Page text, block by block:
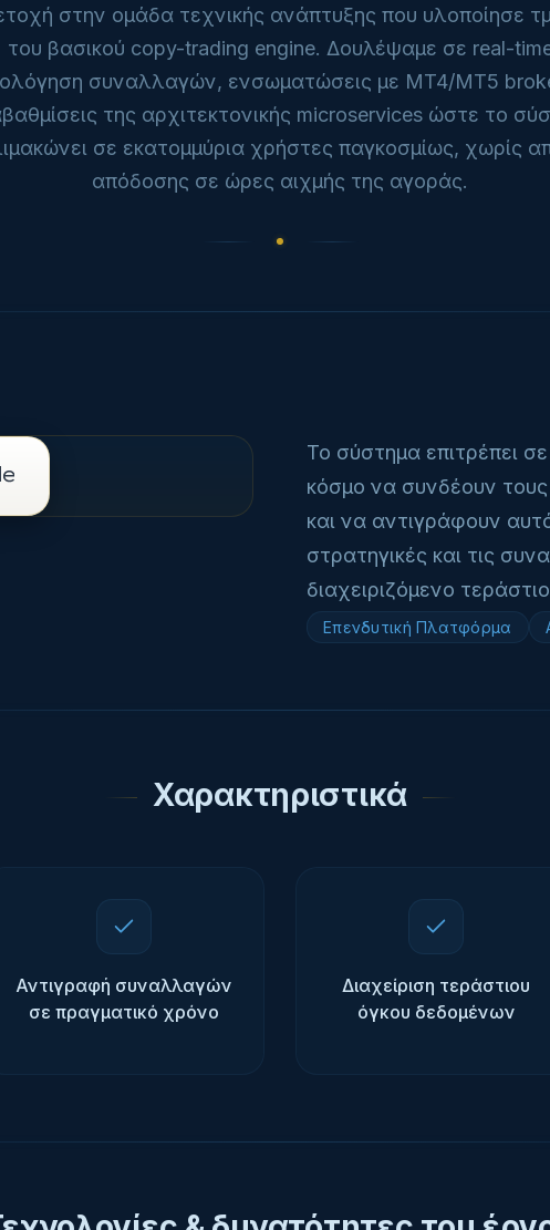
στην ομάδα τεχνικής ανάπτυξης που υλοποίησε
του βασικού copy-trading engine. Δουλέψαμε σε real-
συναλλαγών, ενσωματώσεις με MT4/MT5
της αρχιτεκτονικής microservices ώστε το
σε εκατομμύρια χρήστες παγκοσμίως, χωρίς
απόδοσης σε ώρες αιχμής της αγοράς.
Το σύστημα επιτρέπει
κόσμο να συνδέουν
και να αντιγράφουν
στρατηγικές και τις
διαχειριζόμενο
Επενδυτική Πλατφόρμα
Χαρακτηριστικά
Αντιγραφή συναλλαγών
σε πραγματικό χρόνο
Διαχείριση τεράστιου
όγκου δεδομένων